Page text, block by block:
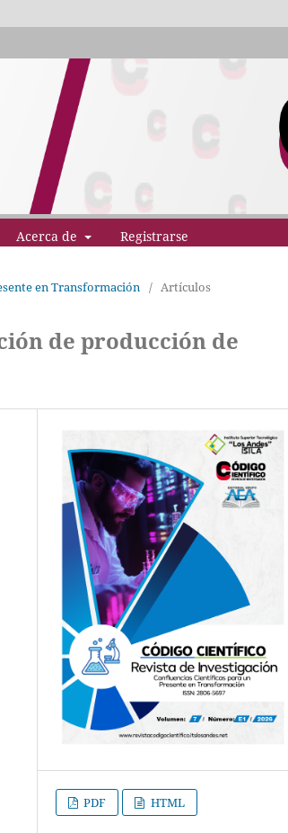
Acerca de Registrarse
en Transformación / Artículos
de producción de
PDF HTML